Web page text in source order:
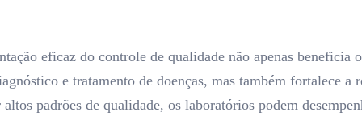
eficaz do controle de qualidade não apenas beneficia
e tratamento de doenças, mas também fortalece a
padrões de qualidade, os laboratórios podem